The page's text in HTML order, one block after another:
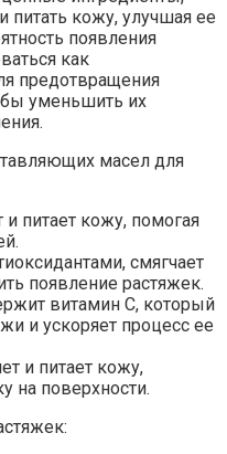
питать кожу, улучшая ее
появления
как
предотвращения
уменьшить их
масел для
питает кожу, помогая
смягчает
появление растяжек.
витамин С, который
и ускоряет процесс ее
и питает кожу,
на поверхности.